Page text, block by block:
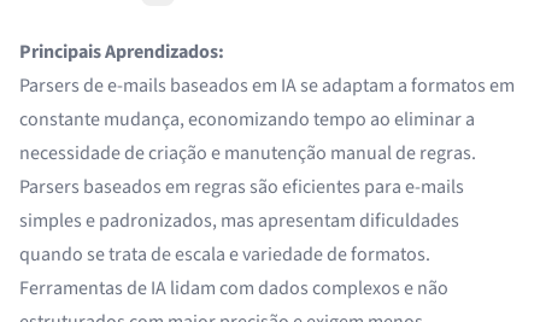
Principais Aprendizados:
Parsers de e-mails baseados em IA se adaptam a formatos em
constante mudança, economizando tempo ao eliminar a
necessidade de criação e manutenção manual de regras.
Parsers baseados em regras são eficientes para e-mails
simples e padronizados, mas apresentam dificuldades
quando se trata de escala e variedade de formatos.
Ferramentas de IA lidam com dados complexos e não